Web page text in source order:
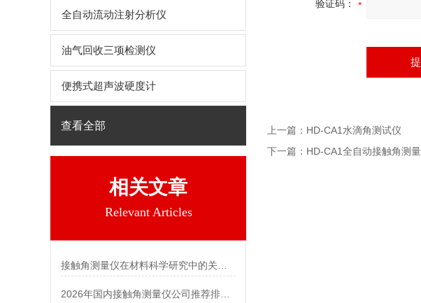
全自动流动注射分析仪
油气回收三项检测仪
便携式超声波硬度计
查看全部
相关文章
Relevant Articles
2026年国内接触角测量仪公司推荐排行榜-山东霍尔德电子
验证码：
上一篇： HD-CA1水滴角测试仪
下一篇： HD-CA1全自动接触角测